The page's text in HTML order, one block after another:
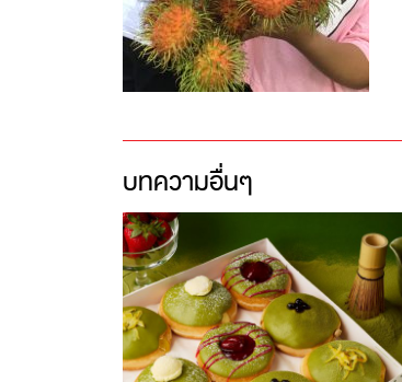
บทความอื่นๆ